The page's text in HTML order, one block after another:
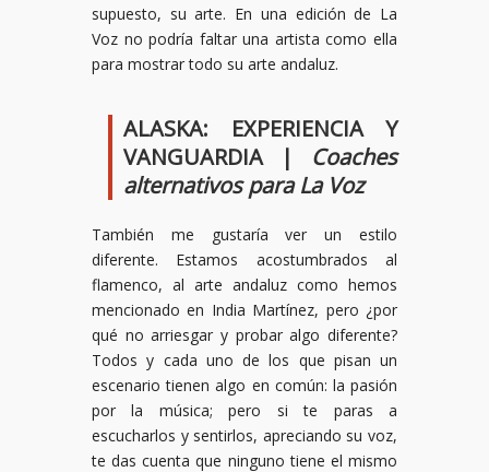
supuesto, su arte. En una edición de La
Voz no podría faltar una artista como ella
para mostrar todo su arte andaluz.
ALASKA: EXPERIENCIA Y
VANGUARDIA | Coaches
alternativos para La Voz
También me gustaría ver un estilo
diferente. Estamos acostumbrados al
flamenco, al arte andaluz como hemos
mencionado en India Martínez, pero ¿por
qué no arriesgar y probar algo diferente?
Todos y cada uno de los que pisan un
escenario tienen algo en común: la pasión
por la música; pero si te paras a
escucharlos y sentirlos, apreciando su voz,
te das cuenta que ninguno tiene el mismo